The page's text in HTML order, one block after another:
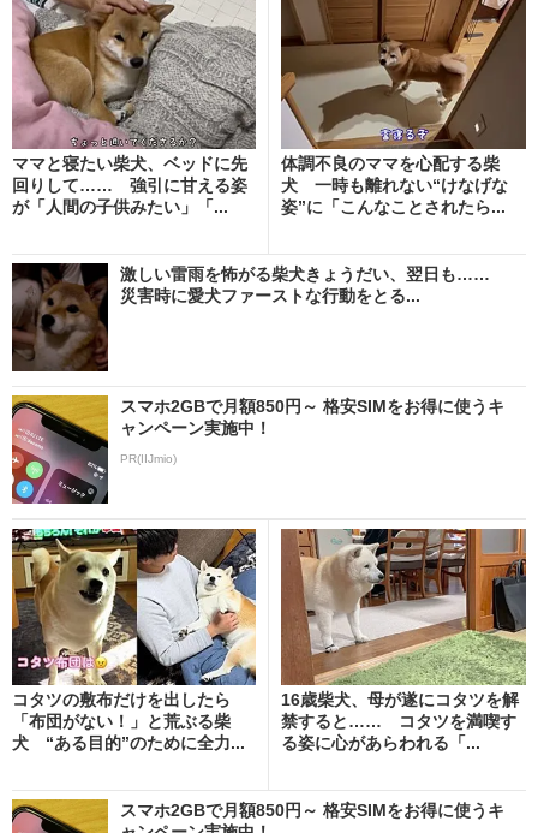
ママと寝たい柴犬、ベッドに先
回りして…… 強引に甘える姿
が「人間の子供みたい」「...
体調不良のママを心配する柴
犬 一時も離れない“けなげな
姿”に「こんなことされたら...
激しい雷雨を怖がる柴犬きょうだい、翌日も……
災害時に愛犬ファーストな行動をとる...
スマホ2GBで月額850円～ 格安SIMをお得に使うキ
ャンペーン実施中！
PR(IIJmio)
コタツの敷布だけを出したら
「布団がない！」と荒ぶる柴
犬 “ある目的”のために全力...
16歳柴犬、母が遂にコタツを解
禁すると…… コタツを満喫す
る姿に心があらわれる「...
スマホ2GBで月額850円～ 格安SIMをお得に使うキ